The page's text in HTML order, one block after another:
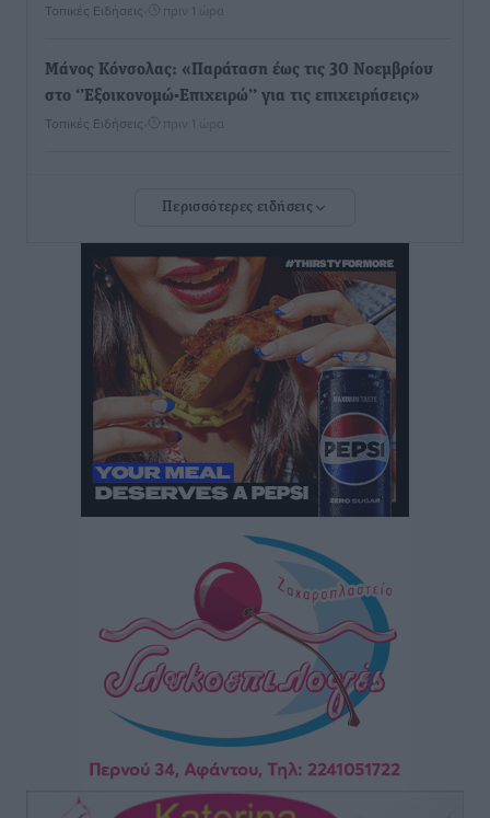
Τοπικές Ειδήσεις πριν 1 ώρα
Μάνος Κόνσολας: «Παράταση έως τις 30 Νοεμβρίου
στο ‘’Εξοικονομώ-Επιχειρώ’’ για τις επιχειρήσεις»
Τοπικές Ειδήσεις πριν 1 ώρα
Πρωτοβάθμια Φροντίδα Υγείας στο νησί μας
Προχωρά η ανάπλαση του παράκτιου μετώπου της
Πόθιας με χρηματοδότηση 3,58 εκατ. ευρώ από το
ΕΣΠΑ 2021-2027
Τοπικές Ειδήσεις• πριν 2 ώρες
Την Παρασκευή 21 Αυγούστου η τελετή εγκαινίων
του νέου Περιφερειακού Πολυδύναμου Ιατρείου
Γενναδίου παρουσία του Άδωνι Γεωργιάδη
Τοπικές Ειδήσεις• πριν 2 ώρες
Στη Λέρο ο πρόεδρος του ΠΑΣΟΚ Νίκος Ανδρουλάκης
πριν 3 ώρες
Στα 2-2,35 GW ο στόχος για τα πρώτα υπεράκτια
αιολικά πάρκα που θα λειτουργήσουν στη χώρα μας
πριν 4 ώρες
Η Ελλάδα κρατά το τουριστικό momentum, παρά τις
γεωπολιτικές αναταράξεις
Περισσότερες ειδήσεις